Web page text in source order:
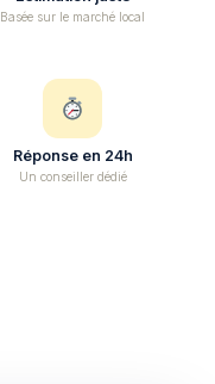
Basée sur le marché local
Réponse en 24h
Un conseiller dédié